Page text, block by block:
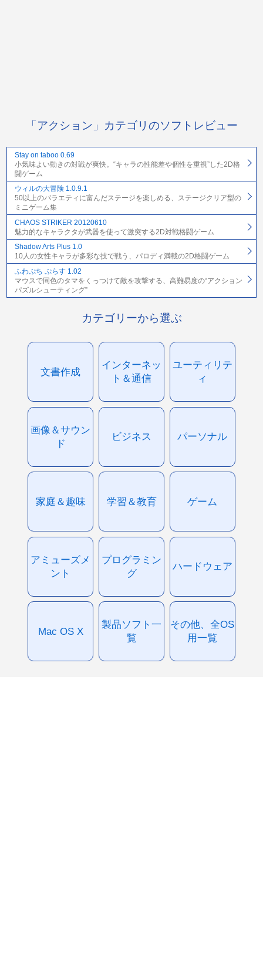
「アクション」カテゴリのソフトレビュー
Stay on taboo 0.69
小気味よい動きの対戦が爽快。“キャラの性能差や個性を重視”した2D格
闘ゲーム
ウィルの大冒険 1.0.9.1
50以上のバラエティに富んだステージを楽しめる、ステージクリア型の
ミニゲーム集
CHAOS STRIKER 20120610
魅力的なキャラクタが武器を使って激突する2D対戦格闘ゲーム
Shadow Arts Plus 1.0
10人の女性キャラが多彩な技で戦う、パロディ満載の2D格闘ゲーム
ふわぷち ぷらす 1.02
マウスで同色のタマをくっつけて敵を攻撃する、高難易度の“アクション
パズルシューティング”
カテゴリーから選ぶ
文書作成
インターネッ
ト＆通信
ユーティリテ
ィ
画像＆サウン
ド
ビジネス パーソナル
家庭＆趣味 学習＆教育 ゲーム
アミューズメ
ント
プログラミン
グ
ハードウェア
Mac OS X
製品ソフト一
覧
その他、全OS
用一覧